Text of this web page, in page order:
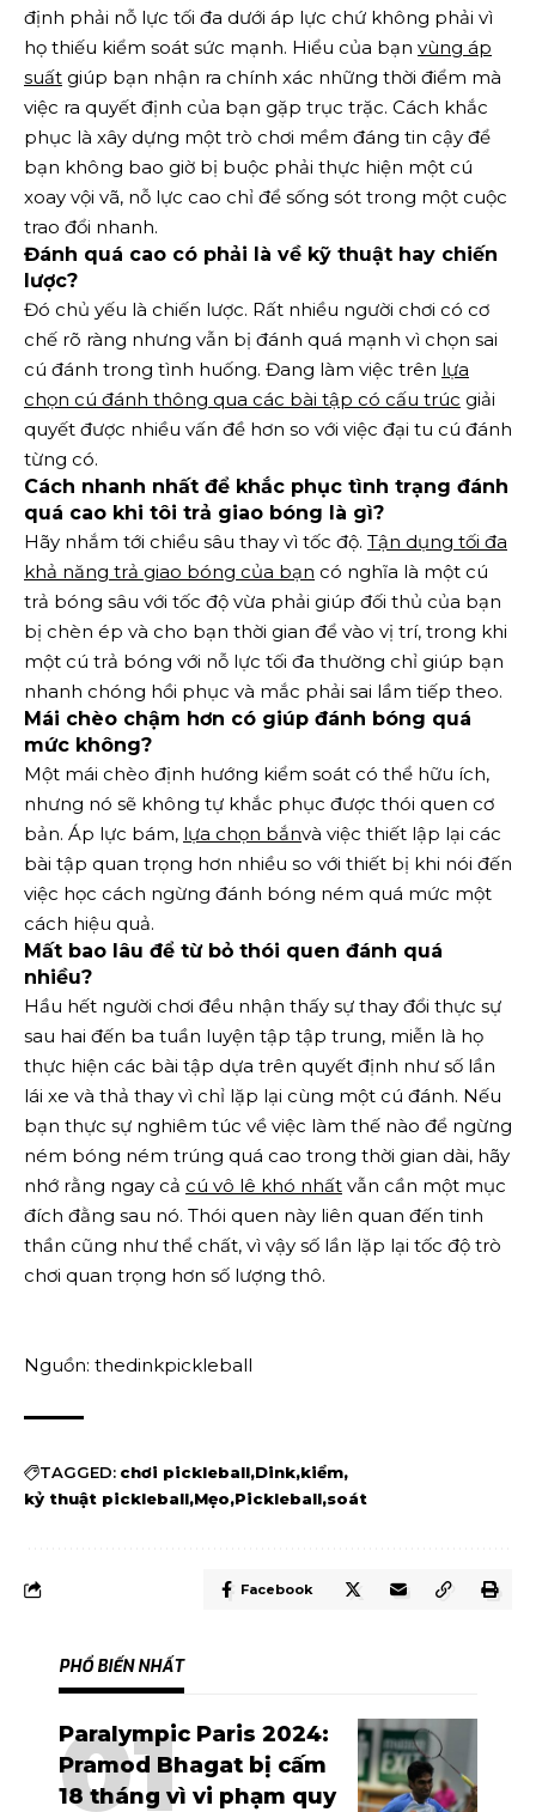
định phải nỗ lực tối đa dưới áp lực chứ không phải vì
họ thiếu kiểm soát sức mạnh. Hiểu của bạn vùng áp
suất giúp bạn nhận ra chính xác những thời điểm mà
việc ra quyết định của bạn gặp trục trặc. Cách khắc
phục là xây dựng một trò chơi mềm đáng tin cậy để
bạn không bao giờ bị buộc phải thực hiện một cú
xoay vội vã, nỗ lực cao chỉ để sống sót trong một cuộc
trao đổi nhanh.
Đánh quá cao có phải là về kỹ thuật hay chiến
lược?
Đó chủ yếu là chiến lược. Rất nhiều người chơi có cơ
chế rõ ràng nhưng vẫn bị đánh quá mạnh vì chọn sai
cú đánh trong tình huống. Đang làm việc trên lựa
chọn cú đánh thông qua các bài tập có cấu trúc giải
quyết được nhiều vấn đề hơn so với việc đại tu cú đánh
từng có.
Cách nhanh nhất để khắc phục tình trạng đánh
quá cao khi tôi trả giao bóng là gì?
Hãy nhắm tới chiều sâu thay vì tốc độ. Tận dụng tối đa
khả năng trả giao bóng của bạn có nghĩa là một cú
trả bóng sâu với tốc độ vừa phải giúp đối thủ của bạn
bị chèn ép và cho bạn thời gian để vào vị trí, trong khi
một cú trả bóng với nỗ lực tối đa thường chỉ giúp bạn
nhanh chóng hồi phục và mắc phải sai lầm tiếp theo.
Mái chèo chậm hơn có giúp đánh bóng quá
mức không?
Một mái chèo định hướng kiểm soát có thể hữu ích,
nhưng nó sẽ không tự khắc phục được thói quen cơ
bản. Áp lực bám, lựa chọn bắnvà việc thiết lập lại các
bài tập quan trọng hơn nhiều so với thiết bị khi nói đến
việc học cách ngừng đánh bóng ném quá mức một
cách hiệu quả.
Mất bao lâu để từ bỏ thói quen đánh quá
nhiều?
Hầu hết người chơi đều nhận thấy sự thay đổi thực sự
sau hai đến ba tuần luyện tập tập trung, miễn là họ
thực hiện các bài tập dựa trên quyết định như số lần
lái xe và thả thay vì chỉ lặp lại cùng một cú đánh. Nếu
bạn thực sự nghiêm túc về việc làm thế nào để ngừng
ném bóng ném trúng quá cao trong thời gian dài, hãy
nhớ rằng ngay cả cú vô lê khó nhất vẫn cần một mục
đích đằng sau nó. Thói quen này liên quan đến tinh
thần cũng như thể chất, vì vậy số lần lặp lại tốc độ trò
chơi quan trọng hơn số lượng thô.
Nguồn: thedinkpickleball
TAGGED: chơi pickleball Dink kiểm
kỷ thuật pickleball Mẹo Pickleball soát
Facebook
PHỔ BIẾN NHẤT
Paralympic Paris 2024:
Pramod Bhagat bị cấm
18 tháng vì vi phạm quy